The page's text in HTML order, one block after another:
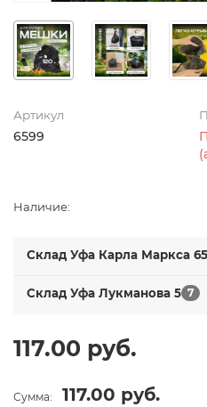
Артикул
6599
Наличие:
Склад Уфа Карла Маркса
Склад Уфа Лукманова 5 7
117.00 руб.
Сумма: 117.00 руб.